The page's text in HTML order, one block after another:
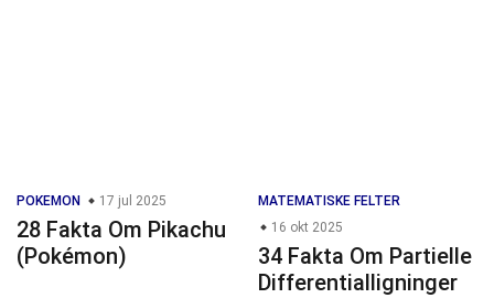
POKEMON 17 jul 2025
28 Fakta Om Pikachu
(Pokémon)
MATEMATISKE FELTER
16 okt 2025
34 Fakta Om Partielle
Differentialligninger